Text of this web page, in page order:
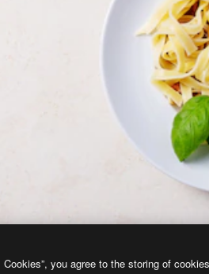
you agree to the storing of